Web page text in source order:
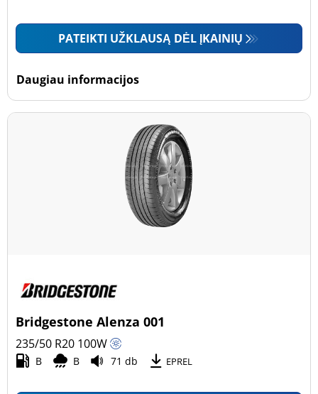
PATEIKTI UŽKLAUSĄ DĖL ĮKAINIŲ
Daugiau informacijos
Bridgestone Alenza 001
235/50 R20 100W
B B 71 db EPREL